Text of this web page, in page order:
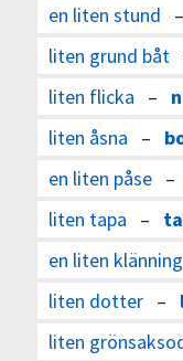
en liten stund
liten grund båt
liten flicka –
liten åsna –
en liten påse–
liten tapa –
en liten klänning
liten dotter–
liten